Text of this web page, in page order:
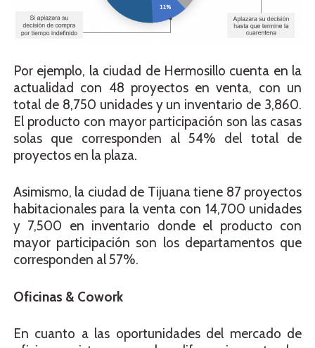
Por ejemplo, la ciudad de Hermosillo cuenta en la
actualidad con 48 proyectos en venta, con un
total de 8,750 unidades y un inventario de 3,860.
El producto con mayor participación son las casas
solas que corresponden al 54% del total de
proyectos en la plaza.
Asimismo, la ciudad de Tijuana tiene 87 proyectos
habitacionales para la venta con 14,700 unidades
y 7,500 en inventario donde el producto con
mayor participación son los departamentos que
corresponden al 57%.
Oficinas & Cowork
En cuanto a las oportunidades del mercado de